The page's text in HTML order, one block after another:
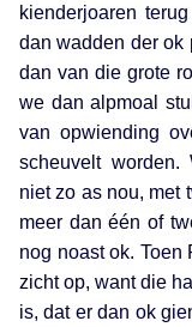
kienderjoaren
dan wadden der ok
dan van die grote
we dan alpmoal
van opwiending
scheuvelt worden.
niet zo as nou, met
meer dan één of
nog noast ok.
zicht op, want die
is, dat er dan ok